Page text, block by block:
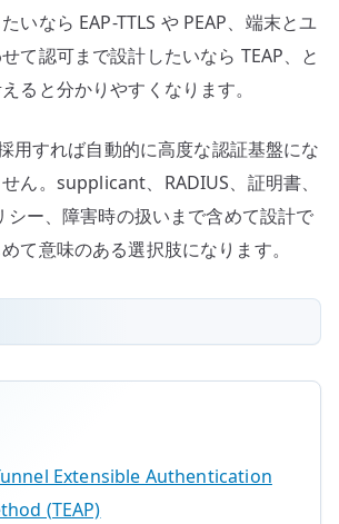
いなら EAP-TTLS や PEAP、端末とユ
て認可まで設計したいなら TEAP、と
ると分かりやすくなります。
用すれば自動的に高度な認証基盤にな
ん。supplicant、RADIUS、証明書、
シー、障害時の扱いまで含めて設計で
て意味のある選択肢になります。
Extensible Authentication
(TEAP)